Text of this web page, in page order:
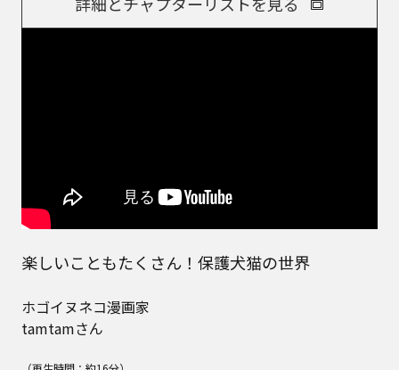
楽しいこともたくさん！保護犬猫の世界
ホゴイヌネコ漫画家
tamtamさん